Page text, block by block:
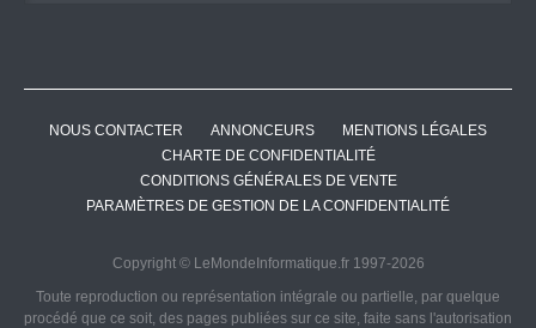
NOUS CONTACTER ANNONCEURS
MENTIONS LÉGALES
CHARTE DE CONFIDENTIALITÉ
CONDITIONS GÉNÉRALES DE VENTE
PARAMÈTRES DE GESTION DE LA CONFIDENTIALITÉ
Copyright © LeMondeInformatique.fr 1997-2026
Toute reproduction ou représentation intégrale ou partielle, par quelque
procédé que ce soit, des pages publiées sur ce site, faite sans l'autorisation